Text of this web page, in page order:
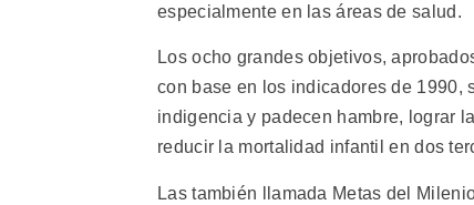
especialmente en las áreas de salud.
Los ocho grandes objetivos,
con base en los indicadores de 1990,
indigencia y padecen hambre, lograr
reducir la mortalidad infantil en dos
Las también llamada Metas del